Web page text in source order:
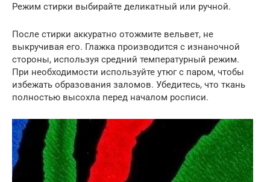
Режим стирки выбирайте деликатный или ручной.
После стирки аккуратно отожмите вельвет, не
выкручивая его. Глажка производится с изнаночной
стороны, используя средний температурный режим.
При необходимости используйте утюг с паром, чтобы
избежать образования заломов. Убедитесь, что ткань
полностью высохла перед началом росписи.